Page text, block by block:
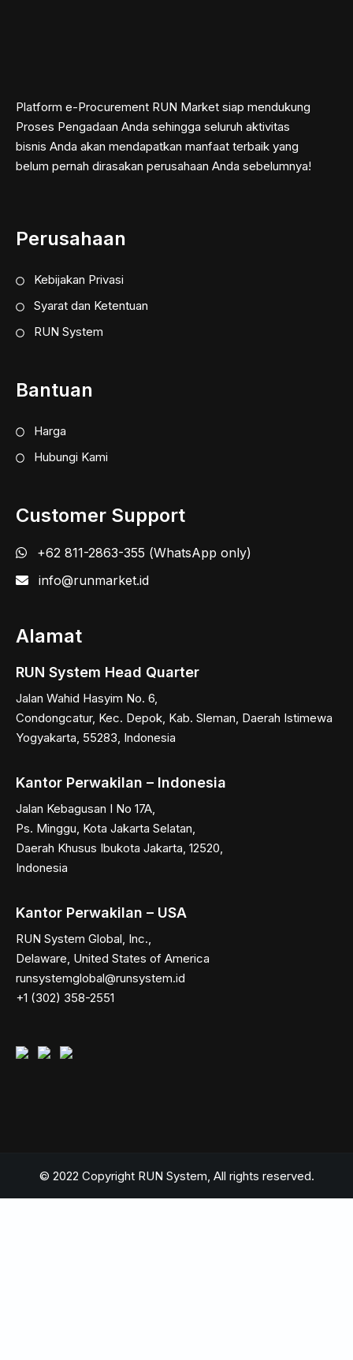
Platform e-Procurement RUN Market siap mendukung
Proses Pengadaan Anda sehingga seluruh aktivitas
bisnis Anda akan mendapatkan manfaat terbaik yang
belum pernah dirasakan perusahaan Anda sebelumnya!
Perusahaan
Kebijakan Privasi
Syarat dan Ketentuan
RUN System
Bantuan
Harga
Hubungi Kami
Customer Support
+62 811-2863-355 (WhatsApp only)
info@runmarket.id
Alamat
RUN System Head Quarter
Jalan Wahid Hasyim No. 6,
Condongcatur, Kec. Depok, Kab. Sleman, Daerah Istimewa
Yogyakarta, 55283, Indonesia
Kantor Perwakilan – Indonesia
Jalan Kebagusan I No 17A,
Ps. Minggu, Kota Jakarta Selatan,
Daerah Khusus Ibukota Jakarta, 12520,
Indonesia
Kantor Perwakilan – USA
RUN System Global, Inc.,
Delaware, United States of America
runsystemglobal@runsystem.id
+1 (302) 358-2551
© 2022 Copyright RUN System, All rights reserved.